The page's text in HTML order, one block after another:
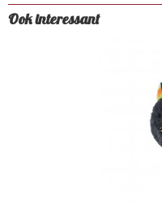
Ook interessant